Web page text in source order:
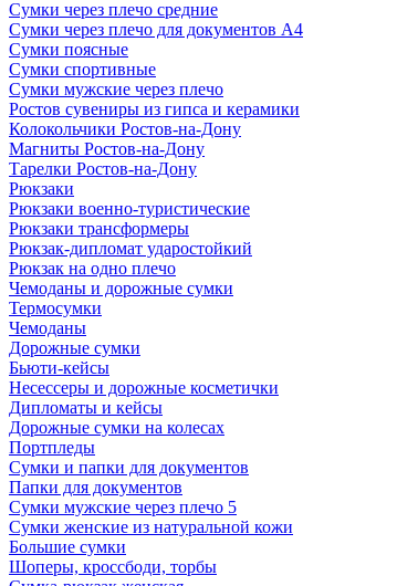
Сумки через плечо средние
Сумки через плечо для документов А4
Сумки поясные
Сумки спортивные
Сумки мужские через плечо
Ростов сувениры из гипса и керамики
Колокольчики Ростов-на-Дону
Магниты Ростов-на-Дону
Тарелки Ростов-на-Дону
Рюкзаки
Рюкзаки военно-туристические
Рюкзаки трансформеры
Рюкзак-дипломат ударостойкий
Рюкзак на одно плечо
Чемоданы и дорожные сумки
Термосумки
Чемоданы
Дорожные сумки
Бьюти-кейсы
Несессеры и дорожные косметички
Дипломаты и кейсы
Дорожные сумки на колесах
Портпледы
Сумки и папки для документов
Папки для документов
Сумки мужские через плечо 5
Сумки женские из натуральной кожи
Большие сумки
Шоперы, кроссбоди, торбы